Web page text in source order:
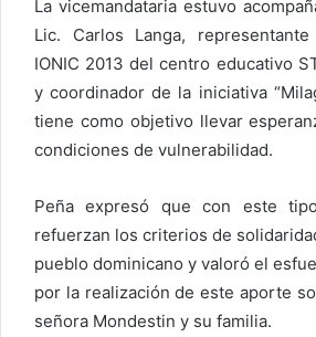
La vicemandataria estuvo
Lic. Carlos Langa,
IONIC 2013 del centro educativo
y coordinador de la iniciativa
tiene como objetivo llevar
condiciones de vulnerabilidad.
Peña expresó que con este
refuerzan los criterios de
pueblo dominicano y valoró el
por la realización de este aporte
señora Mondestin y su familia.